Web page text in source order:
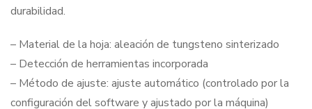
durabilidad.
– Material de la hoja: aleación de tungsteno sinterizado
– Detección de herramientas incorporada
– Método de ajuste: ajuste automático (controlado por la
configuración del software y ajustado por la máquina)